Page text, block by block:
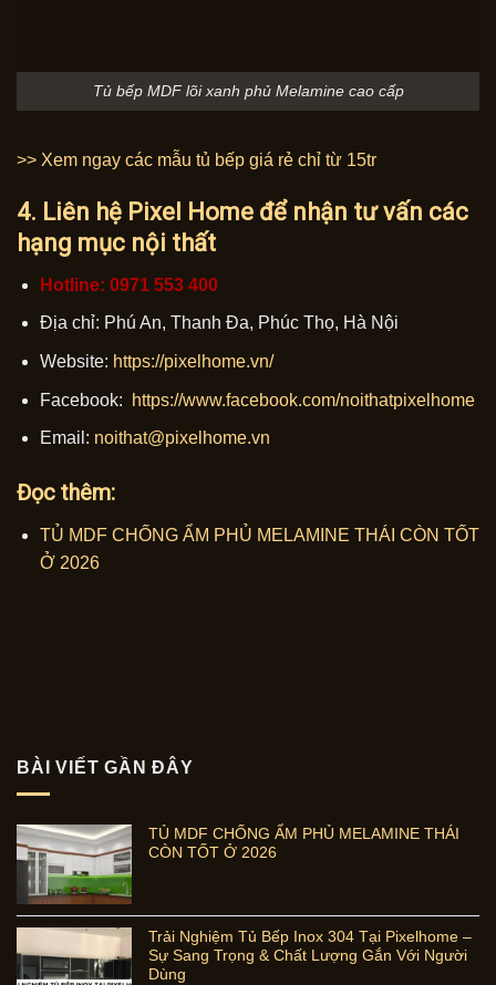
BÀI VIẾT GẦN ĐÂY
TỦ MDF CHỐNG ẨM PHỦ MELAMINE THÁI
CÒN TỐT Ở 2026
Trải Nghiệm Tủ Bếp Inox 304 Tại Pixelhome –
Sự Sang Trọng & Chất Lượng Gắn Với Người
Dùng
Tủ bếp MDF lõi xanh phủ Melamine cao cấp
>> Xem ngay các mẫu tủ bếp giá rẻ chỉ từ 15tr
4. Liên hệ Pixel Home để nhận tư vấn các
hạng mục nội thất
Hotline: 0971 553 400
Địa chỉ: Phú An, Thanh Đa, Phúc Thọ, Hà Nội
Website: https://pixelhome.vn/
Facebook: https://www.facebook.com/noithatpixelhome
Email: noithat@pixelhome.vn
Đọc thêm:
TỦ MDF CHỐNG ẨM PHỦ MELAMINE THÁI CÒN TỐT
Ở 2026